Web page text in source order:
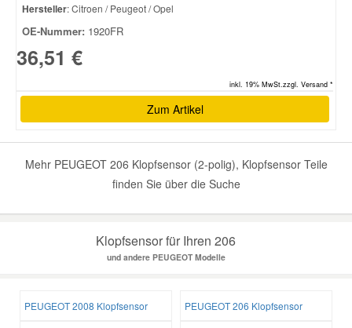
Hersteller: Citroen / Peugeot / Opel
OE-Nummer: 1920FR
36,51 €
inkl. 19% MwSt.zzgl. Versand *
Zum Artikel
Mehr PEUGEOT 206 Klopfsensor (2-polig), Klopfsensor Teile
finden Sie über die Suche
Klopfsensor für Ihren 206
und andere PEUGEOT Modelle
PEUGEOT 2008 Klopfsensor PEUGEOT 206 Klopfsensor